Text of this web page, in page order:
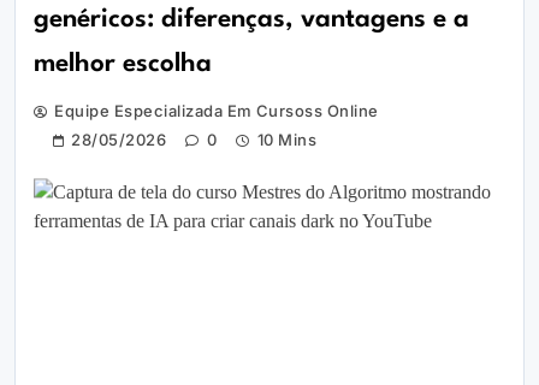
genéricos: diferenças, vantagens e a
melhor escolha
Equipe Especializada Em Cursoss Online
28/05/2026
0 10 Mins